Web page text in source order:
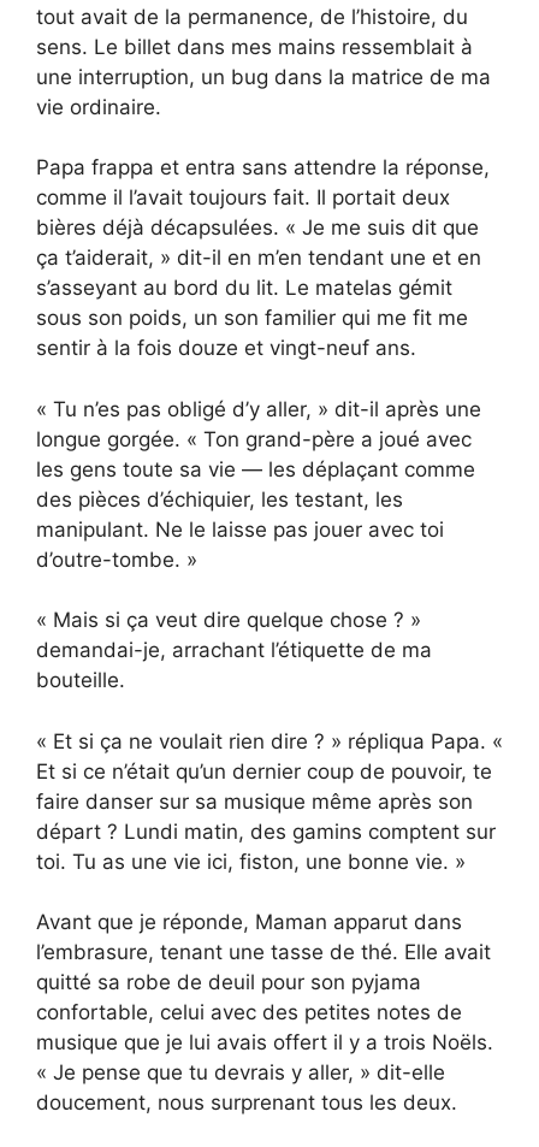
tout avait de la permanence, de l’histoire, du
sens. Le billet dans mes mains ressemblait à
une interruption, un bug dans la matrice de ma
vie ordinaire.
Papa frappa et entra sans attendre la réponse,
comme il l’avait toujours fait. Il portait deux
bières déjà décapsulées. « Je me suis dit que
ça t’aiderait, » dit-il en m’en tendant une et en
s’asseyant au bord du lit. Le matelas gémit
sous son poids, un son familier qui me fit me
sentir à la fois douze et vingt-neuf ans.
« Tu n’es pas obligé d’y aller, » dit-il après une
longue gorgée. « Ton grand-père a joué avec
les gens toute sa vie — les déplaçant comme
des pièces d’échiquier, les testant, les
manipulant. Ne le laisse pas jouer avec toi
d’outre-tombe. »
« Mais si ça veut dire quelque chose ? »
demandai-je, arrachant l’étiquette de ma
bouteille.
« Et si ça ne voulait rien dire ? » répliqua Papa. «
Et si ce n’était qu’un dernier coup de pouvoir, te
faire danser sur sa musique même après son
départ ? Lundi matin, des gamins comptent sur
toi. Tu as une vie ici, fiston, une bonne vie. »
Avant que je réponde, Maman apparut dans
l’embrasure, tenant une tasse de thé. Elle avait
quitté sa robe de deuil pour son pyjama
confortable, celui avec des petites notes de
musique que je lui avais offert il y a trois Noëls.
« Je pense que tu devrais y aller, » dit-elle
doucement, nous surprenant tous les deux.